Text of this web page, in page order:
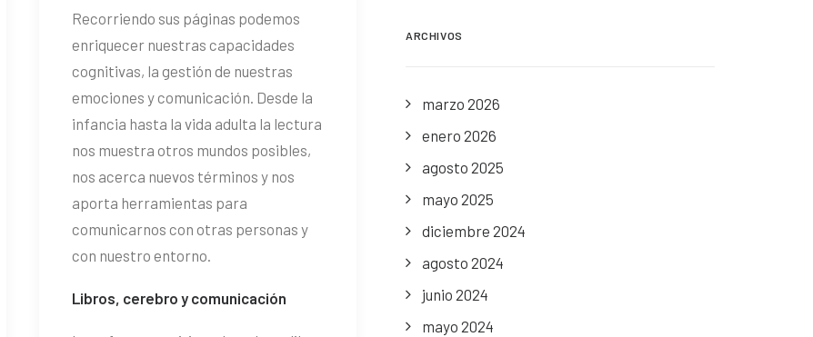
Recorriendo sus páginas podemos
enriquecer nuestras capacidades
cognitivas, la gestión de nuestras
emociones y comunicación. Desde la
infancia hasta la vida adulta la lectura
nos muestra otros mundos posibles,
nos acerca nuevos términos y nos
aporta herramientas para
comunicarnos con otras personas y
con nuestro entorno.
Libros, cerebro y comunicación
ARCHIVOS
marzo 2026
enero 2026
agosto 2025
mayo 2025
diciembre 2024
agosto 2024
junio 2024
mayo 2024